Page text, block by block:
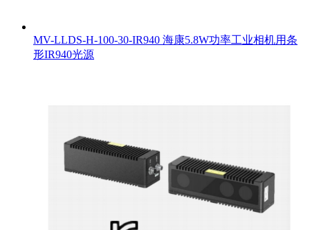
MV-LLDS-H-100-30-IR940 海康5.8W功率工业相机用条
形IR940光源